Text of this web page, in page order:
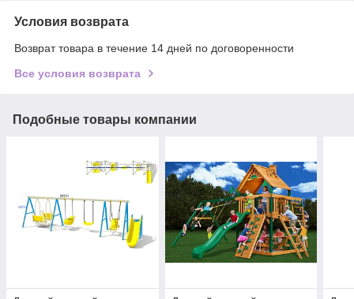
Условия возврата
Возврат товара в течение 14 дней по договоренности
Все условия возврата
Подобные товары компании